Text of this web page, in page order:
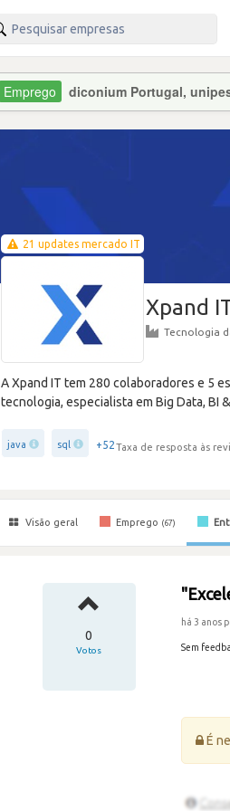
diconium Portugal,
21 updates mercado IT
Xpand
Tecnologia
A Xpand IT tem 280 colaboradores e 5
tecnologia, especialista em Big Data, BI
java sql +52Taxa de resposta às
Visão geral Emprego (67)
0
Votos
há 3 anos
Sem
É